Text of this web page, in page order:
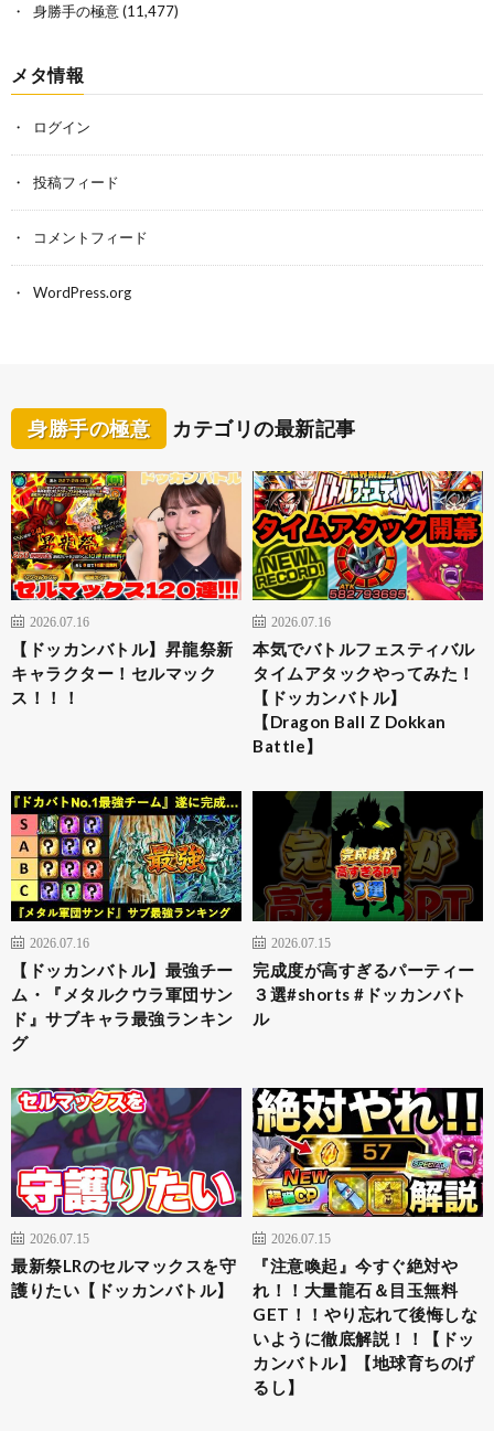
身勝手の極意(11,477)
メタ情報
ログイン
投稿フィード
コメントフィード
WordPress.org
身勝手の極意 カテゴリの最新記事
2026.07.16
【ドッカンバトル】昇龍祭新
キャラクター！セルマック
ス！！！
2026.07.16
本気でバトルフェスティバル
タイムアタックやってみた！
【ドッカンバトル】
【Dragon Ball Z Dokkan
Battle】
2026.07.16
【ドッカンバトル】最強チー
ム・『メタルクウラ軍団サン
ド』サブキャラ最強ランキン
グ
2026.07.15
完成度が高すぎるパーティー
３選#shorts #ドッカンバト
ル
2026.07.15
最新祭LRのセルマックスを守
護りたい【ドッカンバトル】
2026.07.15
『注意喚起』今すぐ絶対や
れ！！大量龍石＆目玉無料
GET！！やり忘れて後悔しな
いように徹底解説！！【ドッ
カンバトル】【地球育ちのげ
るし】